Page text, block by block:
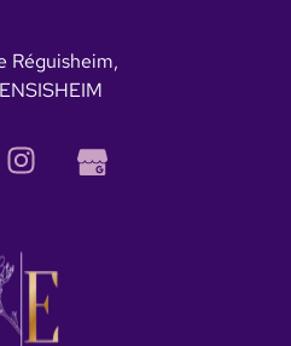
Réguisheim,